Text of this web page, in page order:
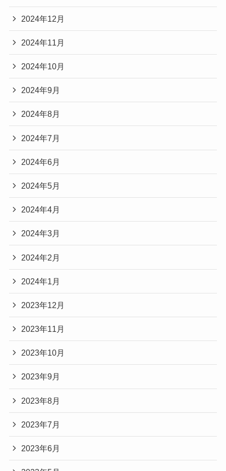
2024年12月
2024年11月
2024年10月
2024年9月
2024年8月
2024年7月
2024年6月
2024年5月
2024年4月
2024年3月
2024年2月
2024年1月
2023年12月
2023年11月
2023年10月
2023年9月
2023年8月
2023年7月
2023年6月